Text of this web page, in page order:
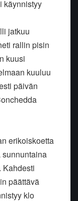
käynnistyy
jatkuu
rallin pisin
kuusi
kuuluu
päivän
erikoiskoetta
sunnuntaina
Kahdesti
päättävä
klo